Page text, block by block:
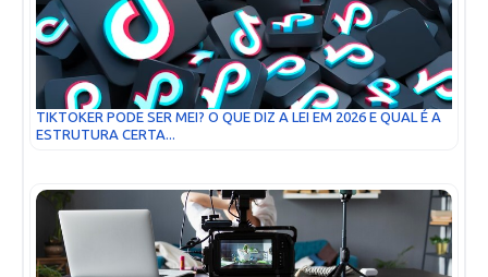
TIKTOKER PODE SER MEI? O QUE DIZ A LEI EM 2026 E QUAL É A
ESTRUTURA CERTA...